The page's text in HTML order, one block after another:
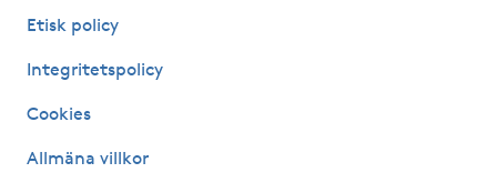
Hyaluronsyra
Hyperhidros
Etisk policy
Integritetspolicy
Cookies
Allmäna villkor